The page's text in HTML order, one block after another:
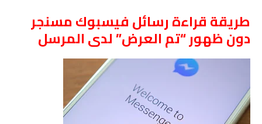
طريقة قراءة رسائل فيسبوك مسنجر
دون ظهور “تم العرض” لدى المرسل